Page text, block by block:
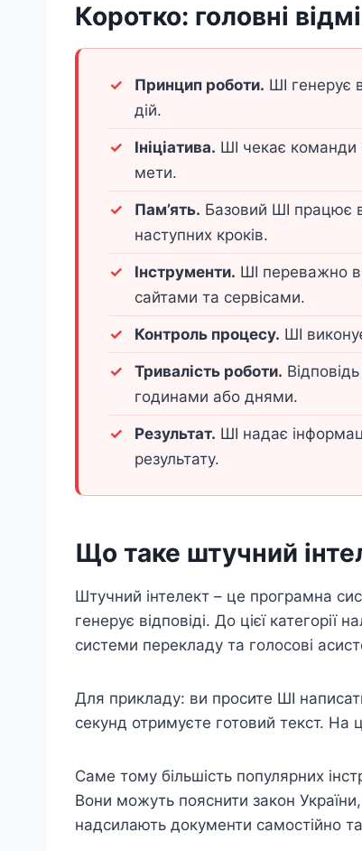
Коротко: головні
Принцип роботи. ШІ генерує
дій.
Ініціатива. ШІ чекає команди
мети.
Пам’ять. Базовий ШІ працює
наступних кроків.
Інструменти. ШІ переважно
сайтами та сервісами.
Контроль процесу. ШІ
Тривалість роботи.
годинами або днями.
Результат. ШІ надає
результату.
Що таке штучний
Штучний інтелект – це програмна
генерує відповіді. До цієї
системи перекладу та голосові
Для прикладу: ви просите ШІ
секунд отримуєте готовий текст.
Саме тому більшість популярних
Вони можуть пояснити закон
надсилають документи самостійно